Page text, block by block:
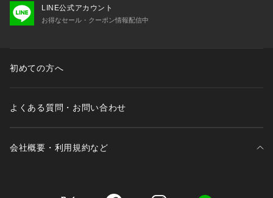
LINE公式アカウント
お得なセール・クーポン情報配信中
初めての方へ
よくある質問・お問い合わせ
会社概要・利用規約など